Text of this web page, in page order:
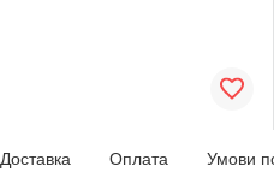
Доставка Оплата Умови